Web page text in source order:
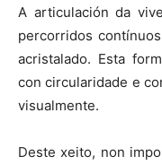
A articulación da
percorridos
acristalado. Esta
con circularidade e
visualmente.
Deste xeito, non